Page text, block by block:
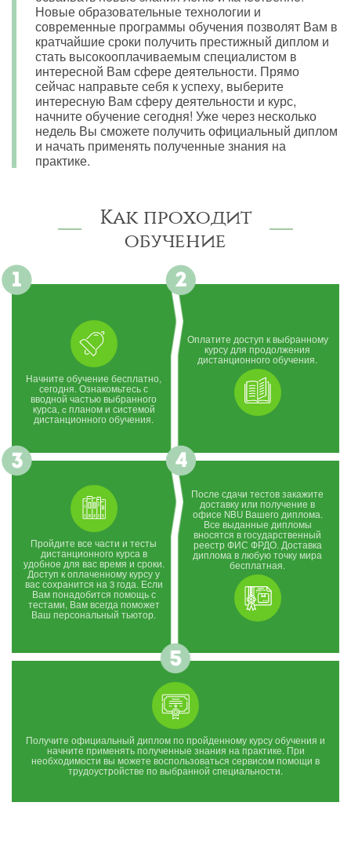
Новые образовательные технологии и
современные программы обучения позволят Вам в
кратчайшие сроки получить престижный диплом и
стать высокооплачиваемым специалистом в
интересной Вам сфере деятельности. Прямо
сейчас направьте себя к успеху, выберите
интересную Вам сферу деятельности и курс,
начните обучение сегодня! Уже через несколько
недель Вы сможете получить официальный диплом
и начать применять полученные знания на
практике.
Как проходит
обучение
Начните обучение бесплатно,
сегодня. Ознакомьтесь с
вводной частью выбранного
курса, c планом и системой
дистанционного обучения.
Оплатите доступ к выбранному
курсу для продолжения
дистанционного обучения.
Пройдите все части и тесты
дистанционного курса в
удобное для вас время и сроки.
Доступ к оплаченному курсу у
вас сохранится на 3 года. Если
Вам понадобится помощь с
тестами, Вам всегда поможет
Ваш персональный тьютор.
После сдачи тестов закажите
доставку или получение в
офисе NBU Вашего диплома.
Все выданные дипломы
вносятся в государственный
реестр ФИС ФРДО. Доставка
диплома в любую точку мира
бесплатная.
Получите официальный диплом по пройденному курсу обучения и
начните применять полученные знания на практике. При
необходимости вы можете воспользоваться сервисом помощи в
трудоустройстве по выбранной специальности.